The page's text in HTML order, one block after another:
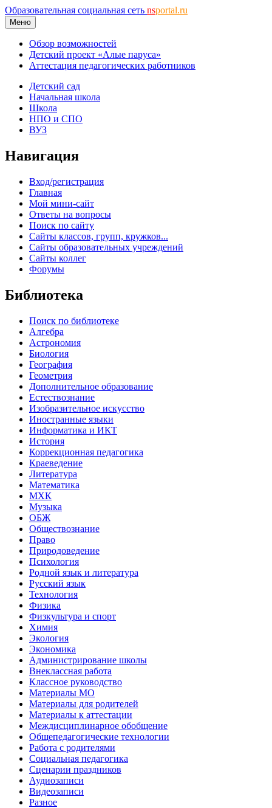
Образовательная социальная сеть nsportal.ru
Меню
Обзор возможностей
Детский проект «Алые паруса»
Аттестация педагогических работников
Детский сад
Начальная школа
Школа
НПО и СПО
ВУЗ
Навигация
Вход/регистрация
Главная
Мой мини-сайт
Ответы на вопросы
Поиск по сайту
Сайты классов, групп, кружков...
Сайты образовательных учреждений
Сайты коллег
Форумы
Библиотека
Поиск по библиотеке
Алгебра
Астрономия
Биология
География
Геометрия
Дополнительное образование
Естествознание
Изобразительное искусство
Иностранные языки
Информатика и ИКТ
История
Коррекционная педагогика
Краеведение
Литература
Математика
МХК
Музыка
ОБЖ
Обществознание
Право
Природоведение
Психология
Родной язык и литература
Русский язык
Технология
Физика
Физкультура и спорт
Химия
Экология
Экономика
Администрирование школы
Внеклассная работа
Классное руководство
Материалы МО
Материалы для родителей
Материалы к аттестации
Междисциплинарное обобщение
Общепедагогические технологии
Работа с родителями
Социальная педагогика
Сценарии праздников
Аудиозаписи
Видеозаписи
Разное